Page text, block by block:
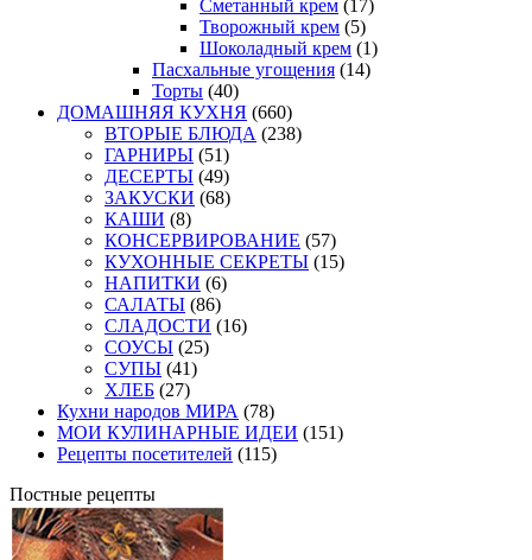
Сметанный крем (17)
Творожный крем (5)
Шоколадный крем (1)
Пасхальные угощения (14)
Торты (40)
ДОМАШНЯЯ КУХНЯ (660)
ВТОРЫЕ БЛЮДА (238)
ГАРНИРЫ (51)
ДЕСЕРТЫ (49)
ЗАКУСКИ (68)
КАШИ (8)
КОНСЕРВИРОВАНИЕ (57)
КУХОННЫЕ СЕКРЕТЫ (15)
НАПИТКИ (6)
САЛАТЫ (86)
СЛАДОСТИ (16)
СОУСЫ (25)
СУПЫ (41)
ХЛЕБ (27)
Кухни народов МИРА (78)
МОИ КУЛИНАРНЫЕ ИДЕИ (151)
Рецепты посетителей (115)
Постные рецепты